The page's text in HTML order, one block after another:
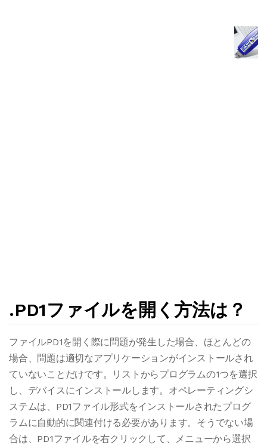
.PD1ファイルを開く方法は？
ファイルPD1を開く際に問題が発生した場合、ほとんどの
場合、問題は適切なアプリケーションがインストールされ
ていないことだけです。リストからプログラムの1つを選択
し、デバイスにインストールします。オペレーティングシ
ステムは、PD1ファイル形式をインストールされたプログ
ラムに自動的に関連付ける必要があります。そうでない場
合は、PD1ファイルを右クリックして、メニューから選択